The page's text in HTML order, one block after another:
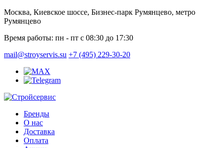
Москва, Киевское шоссе, Бизнес-парк Румянцево, метро
Румянцево
Время работы: пн - пт с 08:30 до 17:30
mail@stroyservis.su +7 (495) 229-30-20
Бренды
О нас
Доставка
Оплата